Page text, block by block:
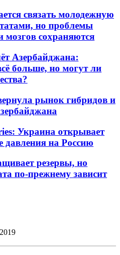
связать молодежную
но проблемы
мозгов сохраняются
Азербайджана:
больше, но могут ли
рынок гибридов и
Украина открывает
давления на Россию
резервы, но
по-прежнему зависит